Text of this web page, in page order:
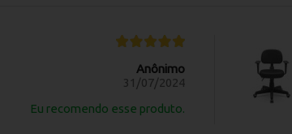
Anônimo
31/07/2024
Eu recomendo esse produto.